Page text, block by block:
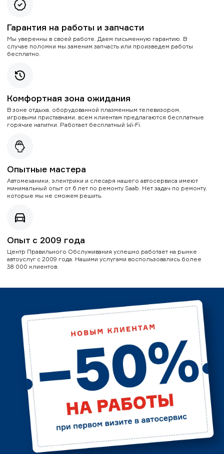
Гарантия на работы и запчасти
Мы уверенны в своей работе. Даем письменную гарантию. В
случае поломки мы заменим запчасть или произведем работы
бесплатно.
Комфортная зона ожидания
В зоне отдыха, оборудованной плазменным телевизором,
игровыми приставками, всем клиентам предлагаются бесплатные
горячие напитки. Работает бесплатный Wi-Fi.
Опытные мастера
Автомеханики, электрики и слесаря нашего автосервиса имеют
минимальный опыт от 6 лет по ремонту Saab. Нет задач по ремонту,
которые мы не сможем решить.
Опыт с 2009 года
Центр Правильного Обслуживания успешно работает на рынке
автоуслуг с 2009 года. Нашими услугами воспользовались более
38 000 клиентов.